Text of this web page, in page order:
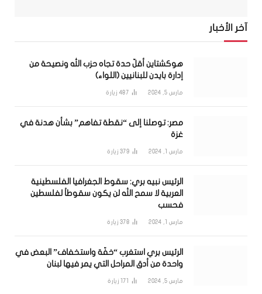
آخر الأخبار
هوكشتاين أقلّ حدة تجاه حزب الله ونصيحة من
إدارة بايدن للبنانيين (اللواء)
مارس 5, 2024 487 زيارة
مصر: توصلنا إلى “نقطة تفاهم” بشأن هدنة في
غزة
مارس 1, 2024 379 زيارة
الرئيس نبيه بري: سقوط الجغرافيا الفلسطينية
العربية لا سمح الله لن يكون سقوطاً لفلسطين
فحسب
مارس 1, 2024 378 زيارة
الرئيس بري استغرب “خفّة واستخفاف” البعض في
واحدة من أدق المراحل التي يمر فيها لبنان
مارس 5, 2024 171 زيارة